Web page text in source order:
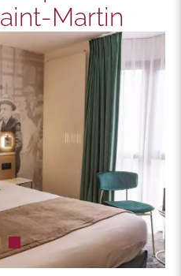
Martin